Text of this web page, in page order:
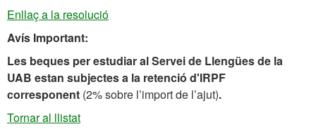
Enllaç a la resolució
Avís Important:
Les beques per estudiar al Servei de Llengües de la
UAB estan subjectes a la retenció d'IRPF
corresponent (2% sobre l’import de l’ajut).
Tornar al llistat